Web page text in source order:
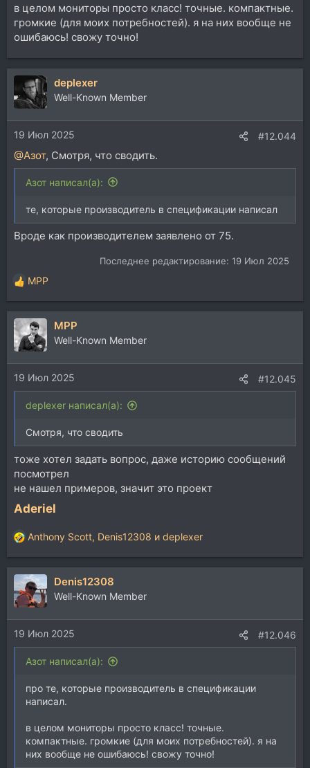
в целом мониторы просто класс! точные. компактные.
громкие (для моих потребностей). я на них вообще не
ошибаюсь! свожу точно!
deplexer
Well-Known Member
19 Июл 2025 #12.044
@Азот, Смотря, что сводить.
Азот написал(а):
те, которые производитель в спецификации написал
Вроде как производителем заявлено от 75.
Последнее редактирование: 19 Июл 2025
Р
е
а
к
ц
и
и
:
MPP
MPP
Well-Known Member
19 Июл 2025 #12.045
deplexer написал(а):
Смотря, что сводить
тоже хотел задать вопрос, даже историю сообщений
посмотрел
не нашел примеров, значит это проект
Aderiel
Р
е
а
к
ц
и
и
:
Anthony Scott, Denis12308 и deplexer
Denis12308
Well-Known Member
19 Июл 2025 #12.046
Азот написал(а):
про те, которые производитель в спецификации
написал.
в целом мониторы просто класс! точные.
компактные. громкие (для моих потребностей). я на
них вообще не ошибаюсь! свожу точно!